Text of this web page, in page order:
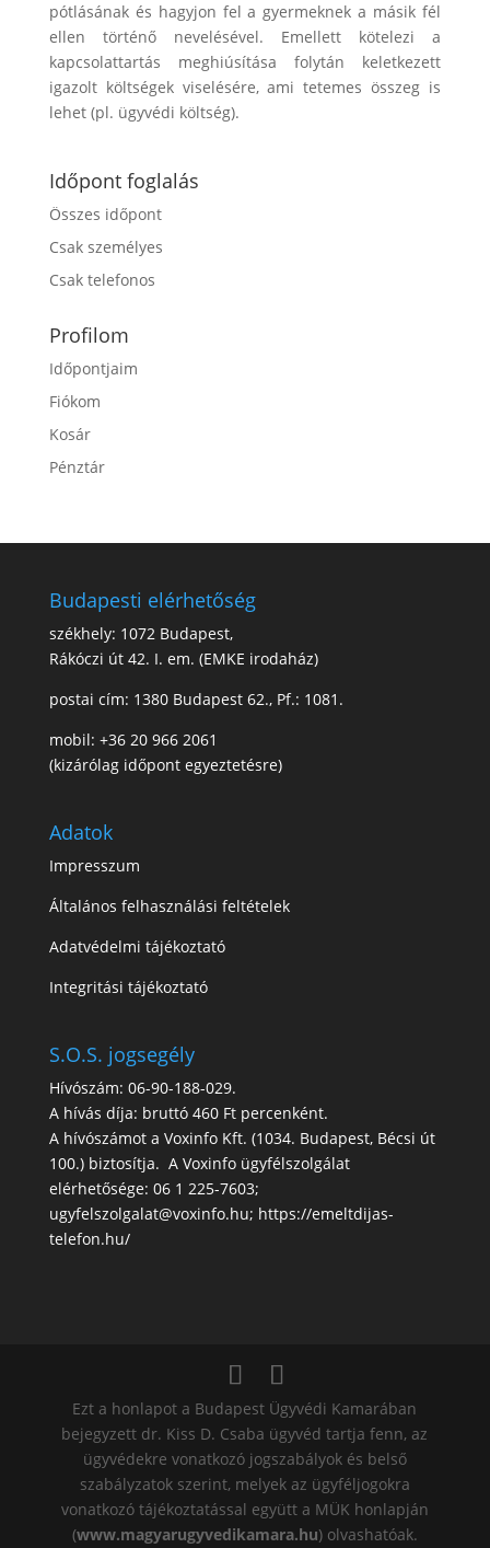
pótlásának és hagyjon fel a gyermeknek a másik fél
ellen történő nevelésével. Emellett kötelezi a
kapcsolattartás meghiúsítása folytán keletkezett
igazolt költségek viselésére, ami tetemes összeg is
lehet (pl. ügyvédi költség).
Időpont foglalás
Összes időpont
Csak személyes
Csak telefonos
Profilom
Időpontjaim
Fiókom
Kosár
Pénztár
Budapesti elérhetőség
székhely: 1072 Budapest,
Rákóczi út 42. I. em. (EMKE irodaház)
postai cím: 1380 Budapest 62., Pf.: 1081.
mobil: +36 20 966 2061
(kizárólag időpont egyeztetésre)
Adatok
Impresszum
Általános felhasználási feltételek
Adatvédelmi tájékoztató
Integritási tájékoztató
S.O.S. jogsegély
Hívószám: 06-90-188-029.
A hívás díja: bruttó 460 Ft percenként.
A hívószámot a Voxinfo Kft. (1034. Budapest, Bécsi út
100.) biztosítja. A Voxinfo ügyfélszolgálat
elérhetősége: 06 1 225-7603;
ugyfelszolgalat@voxinfo.hu; https://emeltdijas-
telefon.hu/
Ezt a honlapot a Budapest Ügyvédi Kamarában
bejegyzett dr. Kiss D. Csaba ügyvéd tartja fenn, az
ügyvédekre vonatkozó jogszabályok és belső
szabályzatok szerint, melyek az ügyféljogokra
vonatkozó tájékoztatással együtt a MÜK honlapján
(www.magyarugyvedikamara.hu) olvashatóak.